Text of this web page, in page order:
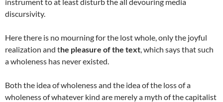
discursivity.
Here there is no mourning for the lost whole, only the joyful
realization and the pleasure of the text, which says that such
a wholeness has never existed.
Both the idea of wholeness and the idea of the loss of a
wholeness of whatever kind are merely a myth of the capitalist